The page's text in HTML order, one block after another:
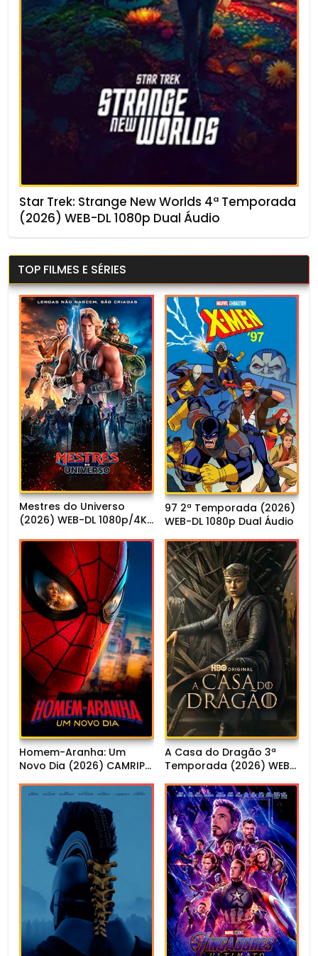
Star Trek: Strange New Worlds 4ª Temporada
(2026) WEB-DL 1080p Dual Áudio
TOP FILMES E SÉRIES
Mestres do Universo
(2026) WEB-DL 1080p/4K
97 2ª Temporada (2026)
WEB-DL 1080p Dual Áudio
Homem-Aranha: Um
Novo Dia (2026) CAMRIP
A Casa do Dragão 3ª
Temporada (2026) WEB-